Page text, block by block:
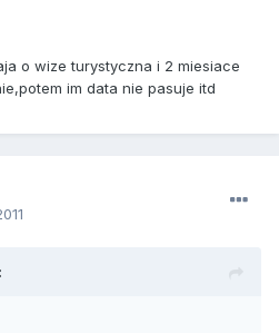
o wize turystyczna i 2 miesiace
im data nie pasuje itd